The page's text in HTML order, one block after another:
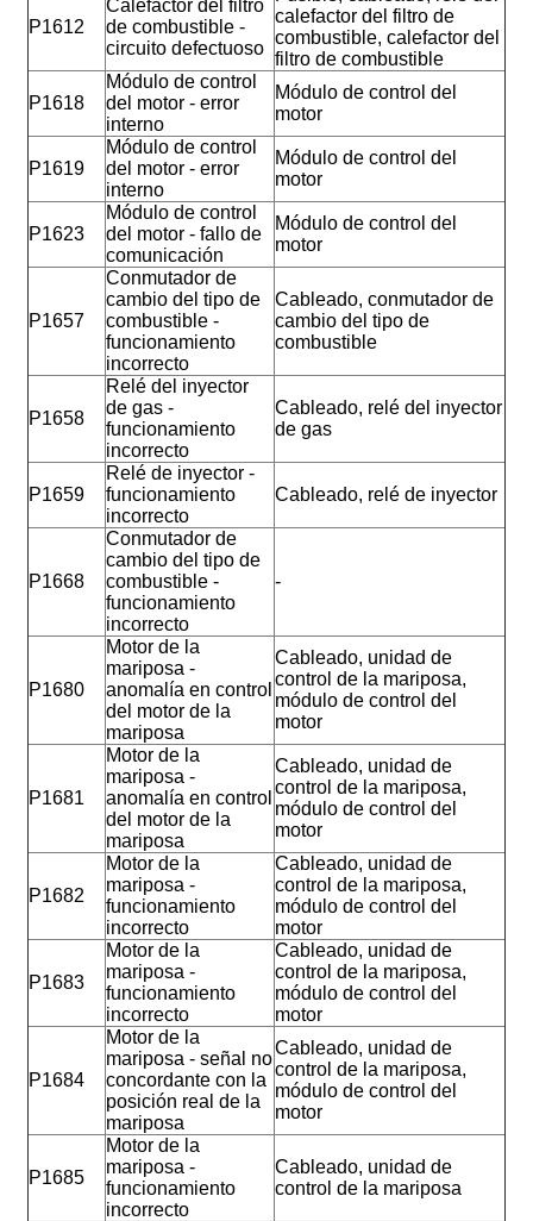
P1612
Calefactor del filtro
de combustible -
circuito defectuoso
calefactor del filtro de
combustible, calefactor del
filtro de combustible
P1618
Módulo de control
del motor - error
interno
Módulo de control del
motor
P1619
Módulo de control
del motor - error
interno
Módulo de control del
motor
P1623
Módulo de control
del motor - fallo de
comunicación
Módulo de control del
motor
P1657
Conmutador de
cambio del tipo de
combustible -
funcionamiento
incorrecto
Cableado, conmutador de
cambio del tipo de
combustible
P1658
Relé del inyector
de gas -
funcionamiento
incorrecto
Cableado, relé del inyector
de gas
P1659
Relé de inyector -
funcionamiento
incorrecto
Cableado, relé de inyector
P1668
Conmutador de
cambio del tipo de
combustible -
funcionamiento
incorrecto
-
P1680
Motor de la
mariposa -
anomalía en control
del motor de la
mariposa
Cableado, unidad de
control de la mariposa,
módulo de control del
motor
P1681
Motor de la
mariposa -
anomalía en control
del motor de la
mariposa
Cableado, unidad de
control de la mariposa,
módulo de control del
motor
P1682
Motor de la
mariposa -
funcionamiento
incorrecto
Cableado, unidad de
control de la mariposa,
módulo de control del
motor
P1683
Motor de la
mariposa -
funcionamiento
incorrecto
Cableado, unidad de
control de la mariposa,
módulo de control del
motor
P1684
Motor de la
mariposa - señal no
concordante con la
posición real de la
mariposa
Cableado, unidad de
control de la mariposa,
módulo de control del
motor
P1685
Motor de la
mariposa -
funcionamiento
incorrecto
Cableado, unidad de
control de la mariposa